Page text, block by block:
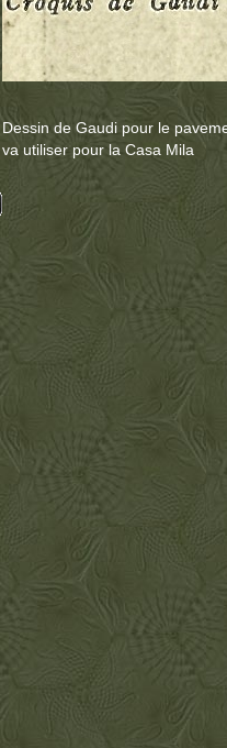
Dessin de Gaudi pour le
va utiliser pour la Casa Mila